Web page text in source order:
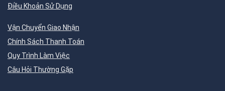
Điều Khoản Sử Dụng
Vận Chuyển Giao Nhận
Chính Sách Thanh Toán
Quy Trình Làm Việc
Câu Hỏi Thường Gặp